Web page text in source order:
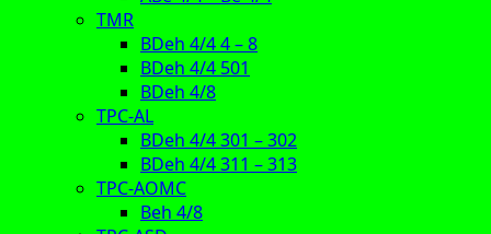
TMR
BDeh 4/4 4 – 8
BDeh 4/4 501
BDeh 4/8
TPC-AL
BDeh 4/4 301 – 302
BDeh 4/4 311 – 313
TPC-AOMC
Beh 4/8